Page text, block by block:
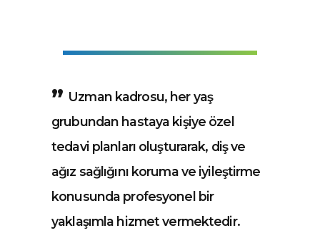
Uzman kadrosu, her yaş
grubundan hastaya kişiye özel
tedavi planları oluşturarak, diş ve
ağız sağlığını koruma ve iyileştirme
konusunda profesyonel bir
yaklaşımla hizmet vermektedir.